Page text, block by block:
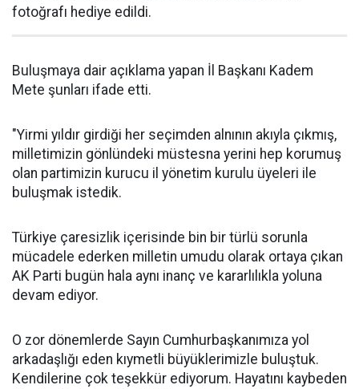
fotoğrafı hediye edildi.
Buluşmaya dair açıklama yapan İl Başkanı Kadem
Mete şunları ifade etti.
"Yirmi yıldır girdiği her seçimden alnının akıyla çıkmış,
milletimizin gönlündeki müstesna yerini hep korumuş
olan partimizin kurucu il yönetim kurulu üyeleri ile
buluşmak istedik.
Türkiye çaresizlik içerisinde bin bir türlü sorunla
mücadele ederken milletin umudu olarak ortaya çıkan
AK Parti bugün hala aynı inanç ve kararlılıkla yoluna
devam ediyor.
O zor dönemlerde Sayın Cumhurbaşkanımıza yol
arkadaşlığı eden kıymetli büyüklerimizle buluştuk.
Kendilerine çok teşekkür ediyorum. Hayatını kaybeden